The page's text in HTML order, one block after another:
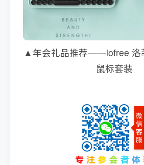
▲年会礼品推荐——lofree 洛
鼠标套装